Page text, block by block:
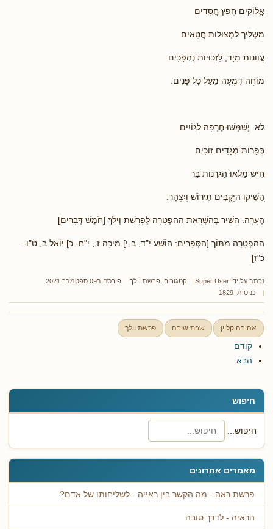
חיפוש
חיפוש...
מאמרים אחרונים
פרשת ראה - מה הקשר בין ראייה - לשליחותו של אדם?
הראיה - לדרך טובה
אֱלוֹקִים חָפֵץ חֲסָדִים
מַשְׁלִיךְ לִמְצוּלוֹת חֲטָאִים
עֲווֹנוֹת מִיָּד, לִזְכוּיוֹת נֶהְפָּכִים
מוֹחֶה דִּמְעָה מֵעַל כָּל פָּנִים.
לֹא יְשַׁמְּשׁוּ חֶרְפָּה לַגּוֹיִים
בְּפֵרוֹת מְגָדִים זוֹכִים
חִישׁ מָלְאוּ הַגְּרָנוֹת בַּר
ְהֵשִׁיקוּ היְקָבִים תִּירוֹשׁ וְיִצְהָר.
הֶעָרָה: הַשִּׁיר בְּהַשְׁרָאַת הַהַפְטָרָה לְפָרָשַׁת וְיֵלֵךְ [חֹמֶשׁ דְּבָרִים]
הַהַפְטָרָה מִתּוֹךְ [הַסְּפָרִים: הוֹשֵׁעַ י"ד, ב-י] מִיכָה ז,, י"ח- כ] יוֹאֵל ב, ט"ו-
כ"ז]
נכתב על ידי Super User קטגוריה: פרשת וילך
פורסם ב09 ספטמבר 2021
כניסות: 1829
אהובה קליין שבת שובה פרשת וילך
קודם
הבא